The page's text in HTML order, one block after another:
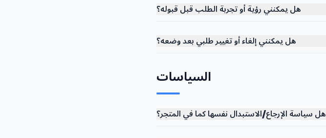
هل يمكنني رؤية أو تجربة الطلب قبل قبوله؟
هل يمكنني إلغاء أو تغيير طلبي بعد وضعه؟
السياسات
هل سياسة الإرجاع/الاستبدال نفسها كما في المتجر؟